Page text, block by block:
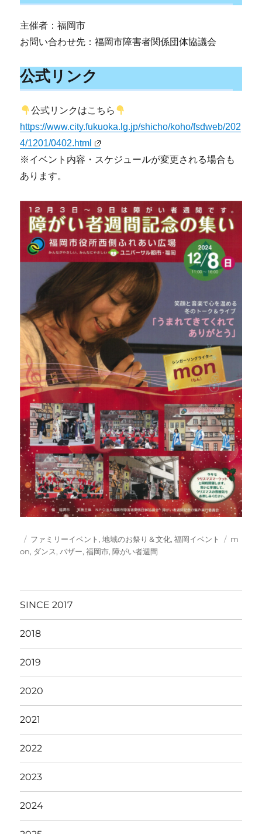
主催者：福岡市
お問い合わせ先：福岡市障害者関係団体協議会
公式リンク
公式リンクはこちら
https://www.city.fukuoka.lg.jp/shicho/koho/fsdweb/202
4/1201/0402.html
※イベント内容・スケジュールが変更される場合も
あります。
投
稿
カ
テ
ファミリーイベント,地域のお祭り＆文化,福岡イベント
タ
m
on, ダンス,バザー,福岡市,障がい者週間
SINCE 2017
2018
2019
2020
2021
2022
2023
2024